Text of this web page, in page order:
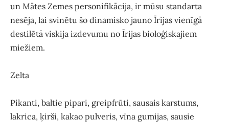
un Mātes Zemes personifikācija, ir mūsu standarta
nesēja, lai svinētu šo dinamisko jauno Īrijas vienīgā
destilētā viskija izdevumu no Īrijas bioloģiskajiem
miežiem.
Zelta
Pikanti, baltie pipari, greipfrūti, sausais karstums,
lakrica, ķirši, kakao pulveris, vīna gumijas, sausie